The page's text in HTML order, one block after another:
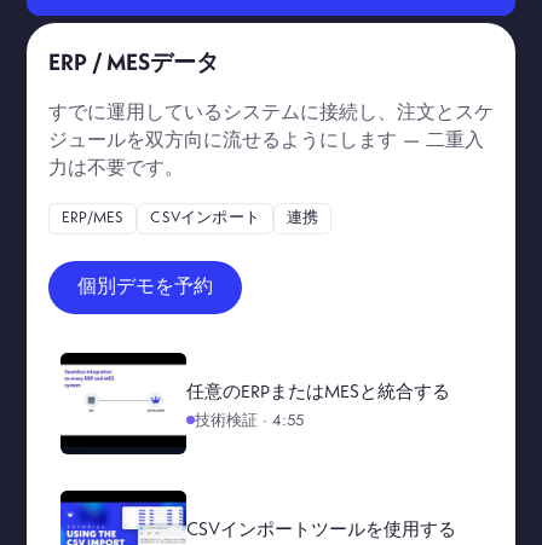
ERP / MESデータ
すでに運用しているシステムに接続し、注文とスケ
ジュールを双方向に流せるようにします — 二重入
力は不要です。
ERP/MES CSVインポート 連携
個別デモを予約
任意のERPまたはMESと統合する
技術検証 · 4:55
CSVインポートツールを使用する